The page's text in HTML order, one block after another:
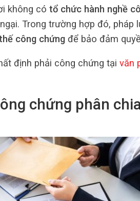
không có tổ chức hành nghề
Trong trường hợp đó, pháp
công chứng để bảo đảm
định phải công chứng tại văn
chứng phân